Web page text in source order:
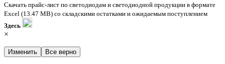
Скачать прайс-лист по светодиодам и светодиодной продукции в формате
Excel (13.47 MB) со складскими остатками и ожидаемым поступлением
Здесь
×
Изменить Все верно